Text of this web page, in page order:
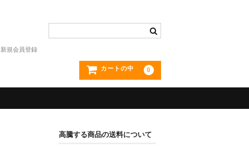
新規会員登録
カートの中 0
高騰する商品の送料について